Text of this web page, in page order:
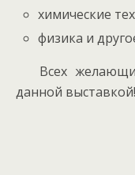
химические
физика и
Всех
данной выставкой!